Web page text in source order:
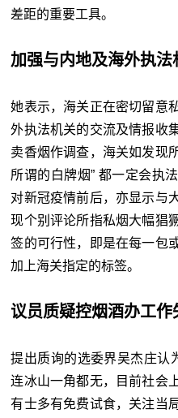
差距的重要工具。
加强与内地及海外执
她表示，海关正在密切留意
外执法机关的交流及情报收
卖香烟作调查，海关如发现
所谓的白牌烟” 都一定会执
对新冠疫情前后，亦显示与
现个别评论所指私烟大幅猖
签的可行性，即是在每一包
加上海关指定的标签。
议员质疑控烟酒办工
提出质询的选委界吴杰庄认
连冰山一角都无，目前社会
有士多有免费试食，关注当